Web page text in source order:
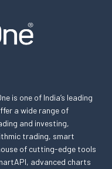
is one of India’s leading
a wide range of
and investing,
trading, smart
of cutting-edge tools
advanced charts